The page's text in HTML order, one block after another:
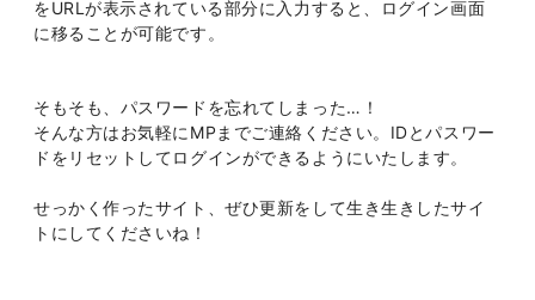
をURLが表示されている部分に入力すると、ログイン画面
に移ることが可能です。
そもそも、パスワードを忘れてしまった…！
そんな方はお気軽にMPまでご連絡ください。IDとパスワー
ドをリセットしてログインができるようにいたします。
せっかく作ったサイト、ぜひ更新をして生き生きしたサイ
トにしてくださいね！